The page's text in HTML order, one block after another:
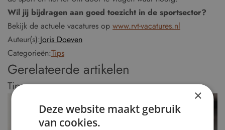
Wil jij bijdragen aan goed toezicht in de sportsector?
Bekijk de actuele vacatures op www.rvt-vacatures.nl
Auteur(s):Joris Doeven
Categorieën:Tips
Gerelateerde artikelen
Tips
×
Deze website maakt gebruik
van cookies.